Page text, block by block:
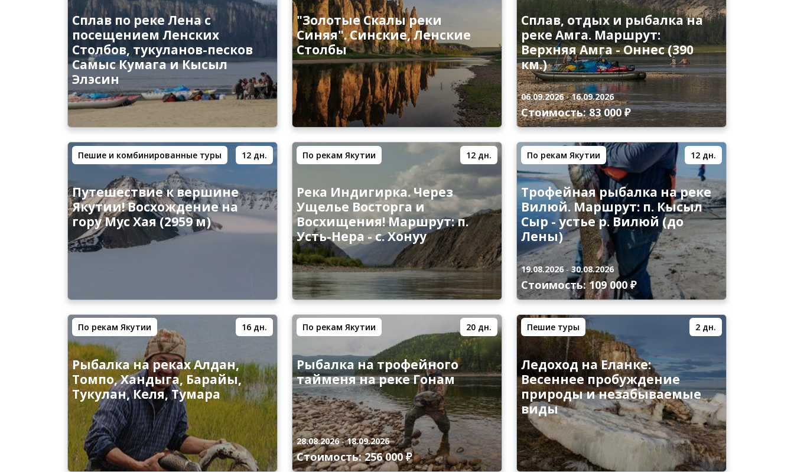
Сплав по реке Лена с
посещением Ленских
Столбов, тукуланов-песков
Самыс Кумага и Кысыл
Элэсин
"Золотые Скалы реки
Синяя". Синские, Ленские
Столбы
Сплав, отдых и рыбалка на
реке Амга. Маршрут:
Верхняя Амга - Оннес (390
км.)
06.09.2026-16.09.2026
Стоимость: 83 000 ₽
Пешие и комбинированные туры 12 дн.
Путешествие к вершине
Якутии! Восхождение на
гору Мус Хая (2959 м)
По рекам Якутии 12 дн.
Река Индигирка. Через
Ущелье Восторга и
Восхищения! Маршрут: п.
Усть-Нера - с. Хонуу
По рекам Якутии 12 дн.
Трофейная рыбалка на реке
Вилюй. Маршрут: п. Кысыл
Сыр - устье р. Вилюй (до
Лены)
19.08.2026-30.08.2026
Стоимость: 109 000 ₽
По рекам Якутии 16 дн.
Рыбалка на реках Алдан,
Томпо, Хандыга, Барайы,
Тукулан, Келя, Тумара
По рекам Якутии 20 дн.
Рыбалка на трофейного
тайменя на реке Гонам
28.08.2026-18.09.2026
Стоимость: 256 000 ₽
Пешие туры 2 дн.
Ледоход на Еланке:
Весеннее пробуждение
природы и незабываемые
виды